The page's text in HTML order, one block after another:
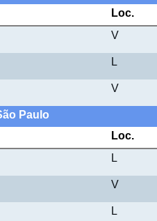
Loc.
V
L
V
Paulo
Loc.
L
V
L